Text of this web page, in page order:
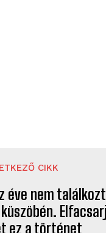
CIKK